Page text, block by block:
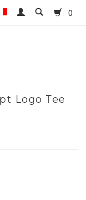
0
Logo Tee